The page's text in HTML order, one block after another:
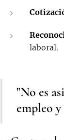
laboral.
"No es
empleo